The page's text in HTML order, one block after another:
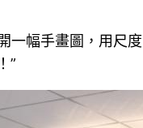
一幅手畫圖，用尺
”